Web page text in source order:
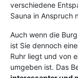
verschiedene
Sauna in Anspruch
Auch wenn die
ist Sie dennoch
Ruhr liegt und von
umgeben ist. Das